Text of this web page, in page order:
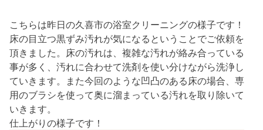
こちらは昨日の久喜市の浴室クリーニングの様子です！
床の目立つ黒ずみ汚れが気になるということでご依頼を
頂きました。床の汚れは、複雑な汚れが絡み合っている
事が多く、汚れに合わせて洗剤を使い分けながら洗浄し
ていきます。また今回のような凹凸のある床の場合、専
用のブラシを使って奥に溜まっている汚れを取り除いて
いきます。
仕上がりの様子です！